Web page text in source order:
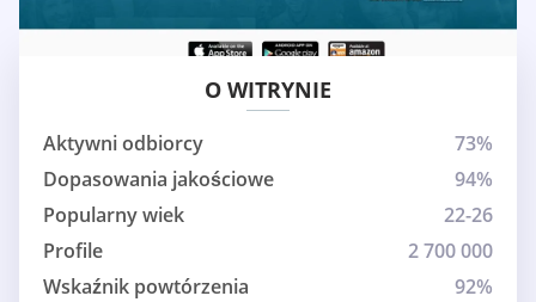
O WITRYNIE
Aktywni odbiorcy
73%
Dopasowania jakościowe
94%
Popularny wiek
22-26
Profile
2 700 000
Wskaźnik powtórzenia
92%